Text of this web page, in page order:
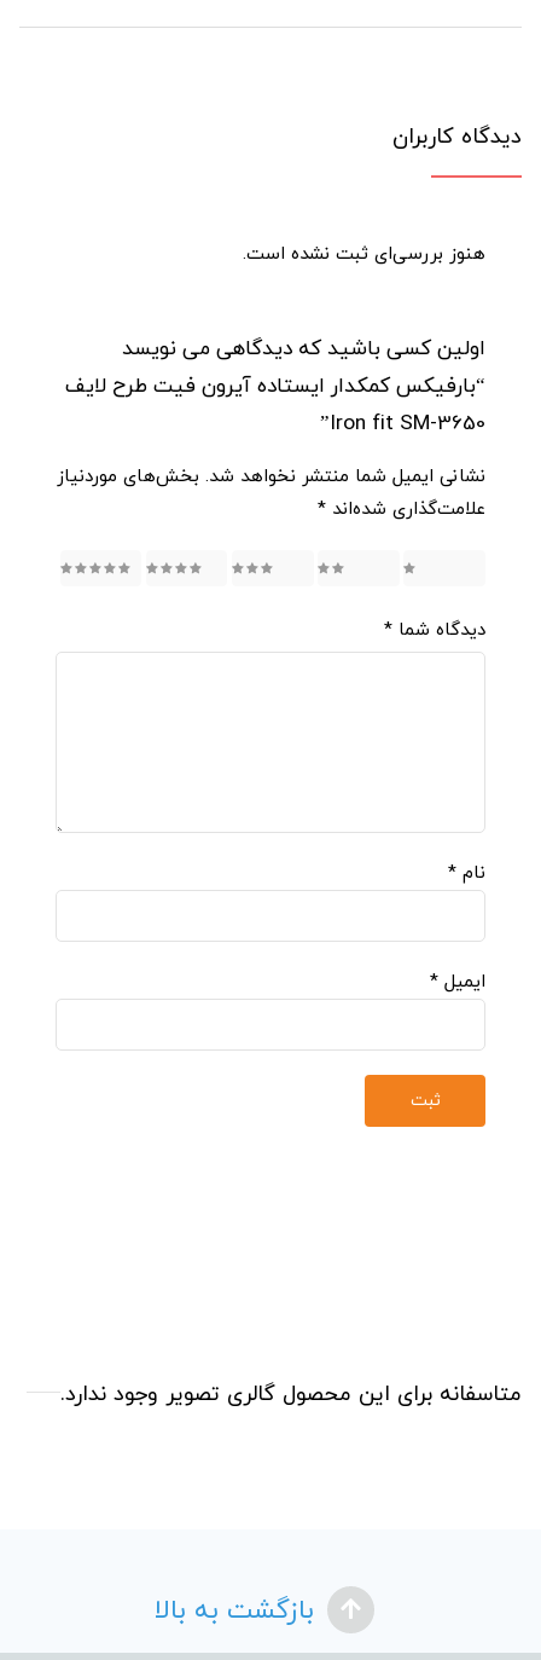
دیدگاه کاربران
هنوز بررسی‌ای ثبت نشده است.
اولین کسی باشید که دیدگاهی می نویسد
“بارفیکس کمکدار ایستاده آیرون فیت طرح لایف
Iron fit SM-3650”
نشانی ایمیل شما منتشر نخواهد شد. بخش‌های موردنیاز
علامت‌گذاری شده‌اند *
5
دیدگاه شما *
نام *
ایمیل *
متاسفانه برای این محصول گالری تصویر وجود ندارد.
بازگشت به بالا